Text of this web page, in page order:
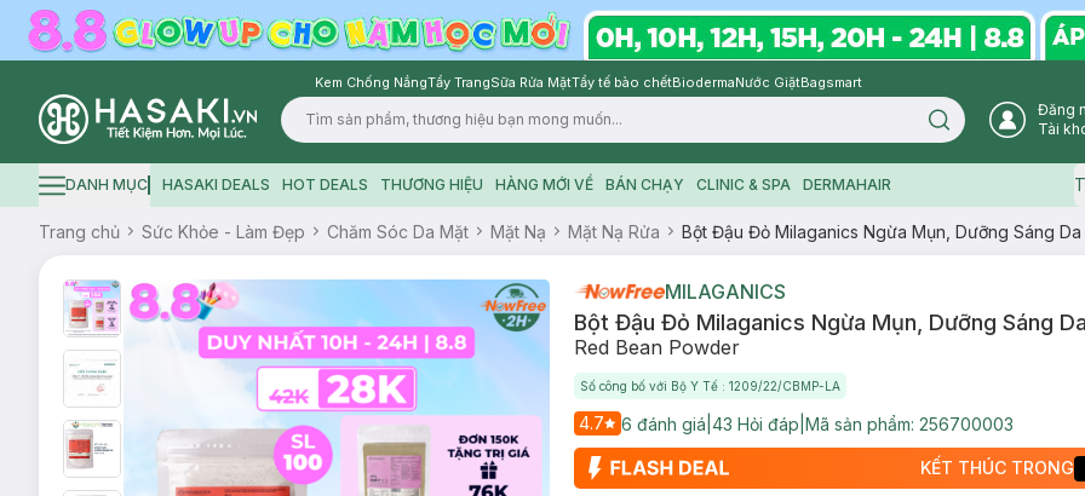
Kem Chống NắngTẩy TrangSữa Rửa MặtTẩy tế bào chếtBiodermaNước GiặtBagsmart
Logo
Search icon
Đăng
Tài
Hamburger icon
DANH MỤC HASAKI DEALS HOT DEALS THƯƠNG HIỆU HÀNG MỚI VỀ BÁN CHẠY CLINIC & SPA DERMAHAIR
Trang chủ Sức Khỏe - Làm Đẹp Chăm Sóc Da Mặt Mặt Nạ Mặt Nạ Rửa Bột Đậu Đỏ Milaganics Ngừa Mụn, Dưỡng Sáng Da
MILAGANICS
Bột Đậu Đỏ Milaganics Ngừa Mụn, Dưỡng Sáng
Red Bean Powder
Số công bố với Bộ Y Tế : 1209/22/CBMP-LA
4.7 6 đánh giá 43 Hỏi đáp Mã sản phẩm: 256700003
KẾT THÚC TRONG